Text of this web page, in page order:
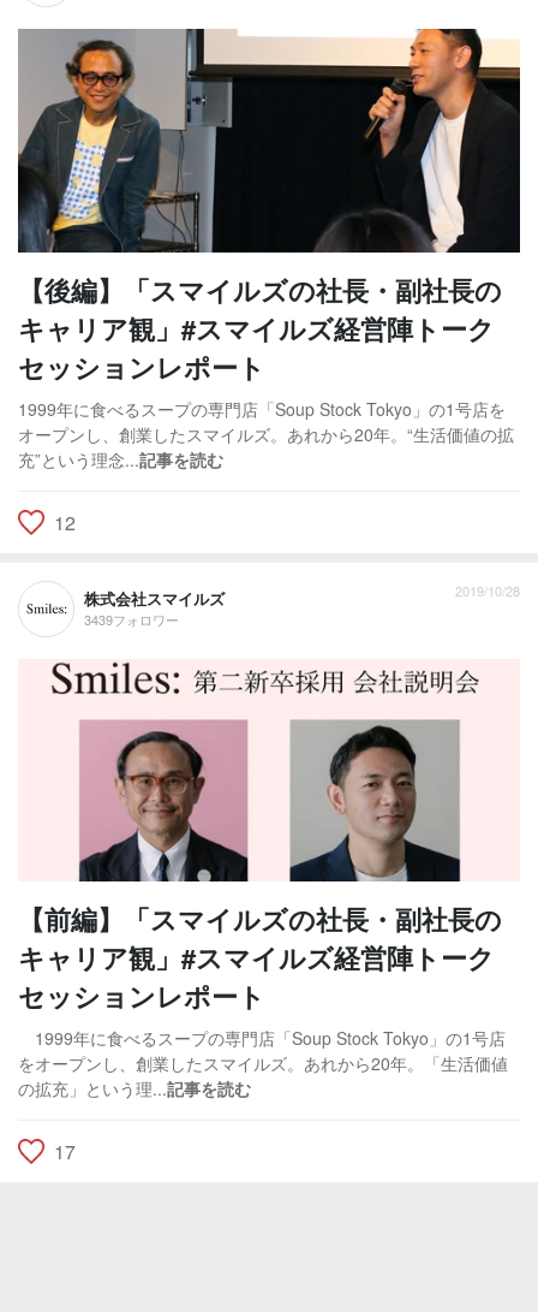
【後編】「スマイルズの社長・副社長の
キャリア観」#スマイルズ経営陣トーク
セッションレポート
1999年に食べるスープの専門店「Soup Stock Tokyo」の1号店を
オープンし、創業したスマイルズ。あれから20年。“生活価値の拡
充”という理念...記事を読む
12
株式会社スマイルズ
3439フォロワー
2019/10/28
【前編】「スマイルズの社長・副社長の
キャリア観」#スマイルズ経営陣トーク
セッションレポート
1999年に食べるスープの専門店「Soup Stock Tokyo」の1号店
をオープンし、創業したスマイルズ。あれから20年。「生活価値
の拡充」という理...記事を読む
17